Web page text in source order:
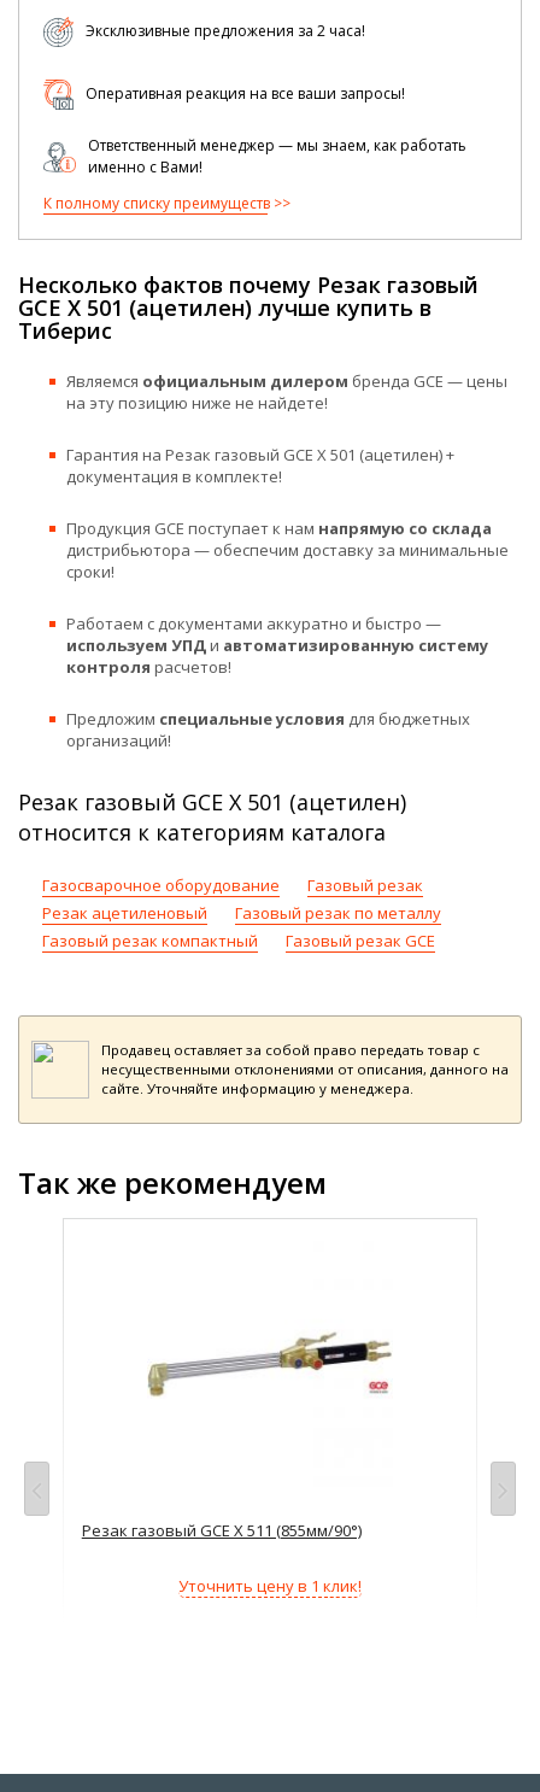
Эксклюзивные предложения за 2 часа!
Оперативная реакция на все ваши запросы!
Ответственный менеджер — мы знаем, как работать
именно с Вами!
К полному списку преимуществ
Несколько фактов почему Резак газовый
GCE X 501 (ацетилен) лучше купить в
Тиберис
Являемся официальным дилером бренда GCE — цены
на эту позицию ниже не найдете!
Гарантия на Резак газовый GCE X 501 (ацетилен) +
документация в комплекте!
Продукция GCE поступает к нам напрямую со склада
дистрибьютора — обеспечим доставку за минимальные
сроки!
Работаем с документами аккуратно и быстро —
используем УПДи автоматизированную систему
контроля расчетов!
Предложим специальные условия для бюджетных
организаций!
Резак газовый GCE X 501 (ацетилен)
относится к категориям каталога
Газосварочное оборудование
Газовый резак
Резак ацетиленовый
Газовый резак по металлу
Газовый резак компактный
Газовый резак GCE
Продавец оставляет за собой право передать товар с
несущественными отклонениями от описания, данного на
сайте. Уточняйте информацию у менеджера.
Так же рекомендуем
Резак газовый GCE X 511 (855мм/90°)
Уточнить цену в 1 клик!